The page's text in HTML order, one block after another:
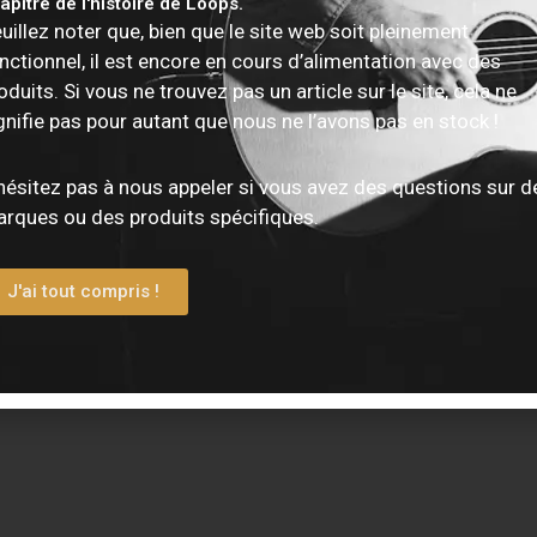
Identifiés “80 Ohm”
Beyerdynamic DT770 Pro – 80 Ω
Casque studio BEYERDYNAMIC fermé 80
noter que, bien que le site web soit pleinement
il est encore en cours d’alimentation avec des
Si vous ne trouvez pas un article sur le site, cela ne
pas pour autant que nous ne l’avons pas en stock !
pas à nous appeler si vous avez des questions sur
ou des produits spécifiques.
J'ai tout compris !